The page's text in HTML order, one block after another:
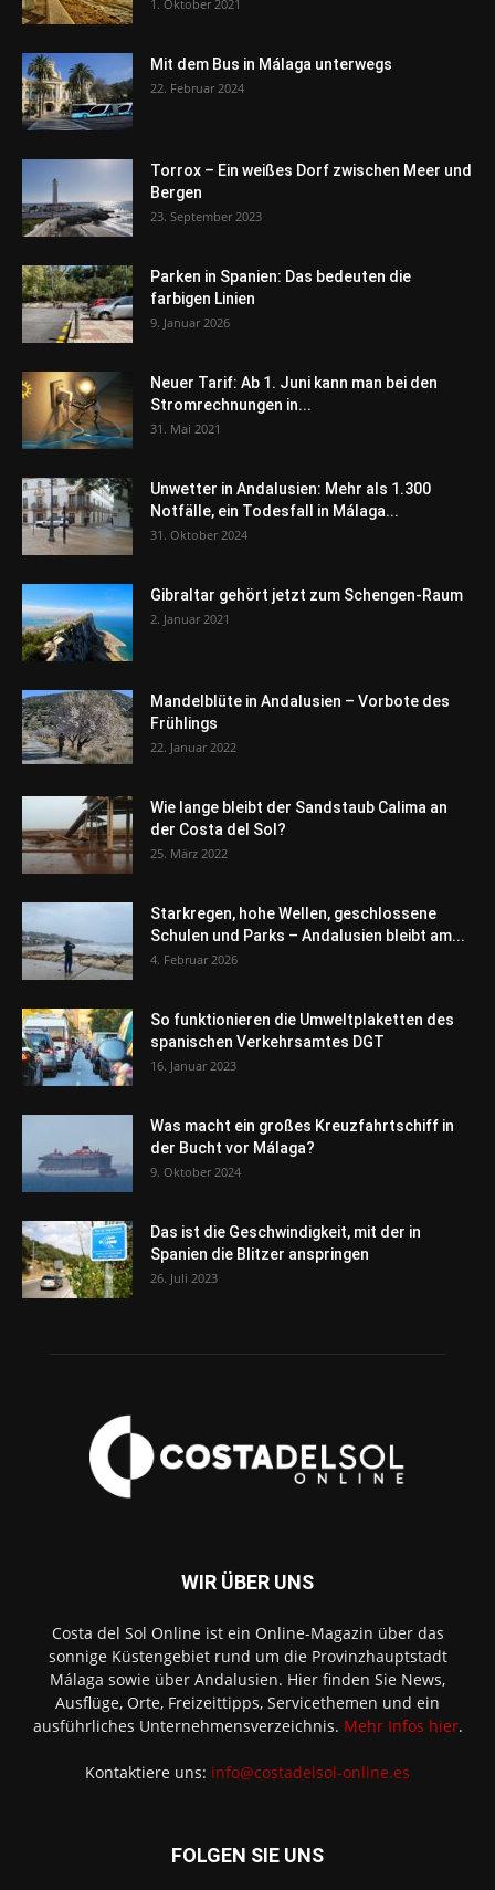
1. Oktober 2021
Mit dem Bus in Málaga unterwegs
22. Februar 2024
Torrox – Ein weißes Dorf zwischen Meer und
Bergen
23. September 2023
Parken in Spanien: Das bedeuten die
farbigen Linien
9. Januar 2026
Neuer Tarif: Ab 1. Juni kann man bei den
Stromrechnungen in...
31. Mai 2021
Unwetter in Andalusien: Mehr als 1.300
Notfälle, ein Todesfall in Málaga...
31. Oktober 2024
Gibraltar gehört jetzt zum Schengen-Raum
2. Januar 2021
Mandelblüte in Andalusien – Vorbote des
Frühlings
22. Januar 2022
Wie lange bleibt der Sandstaub Calima an
der Costa del Sol?
25. März 2022
Starkregen, hohe Wellen, geschlossene
Schulen und Parks – Andalusien bleibt am...
4. Februar 2026
So funktionieren die Umweltplaketten des
spanischen Verkehrsamtes DGT
16. Januar 2023
Was macht ein großes Kreuzfahrtschiff in
der Bucht vor Málaga?
9. Oktober 2024
Das ist die Geschwindigkeit, mit der in
Spanien die Blitzer anspringen
26. Juli 2023
WIR ÜBER UNS
Costa del Sol Online ist ein Online-Magazin über das
sonnige Küstengebiet rund um die Provinzhauptstadt
Málaga sowie über Andalusien. Hier finden Sie News,
Ausflüge, Orte, Freizeittipps, Servicethemen und ein
ausführliches Unternehmensverzeichnis. Mehr Infos hier.
Kontaktiere uns: info@costadelsol-online.es
FOLGEN SIE UNS